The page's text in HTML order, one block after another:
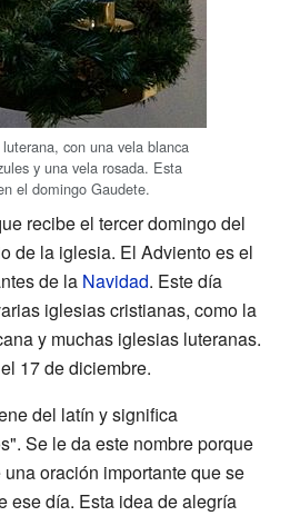
con una vela blanca
y una vela rosada. Esta
el domingo Gaudete.
recibe el tercer domingo del
de la iglesia. El Adviento es el
de la Navidad. Este día
iglesias cristianas, como la
y muchas iglesias luteranas.
17 de diciembre.
del latín y significa
Se le da este nombre porque
oración importante que se
ese día. Esta idea de alegría